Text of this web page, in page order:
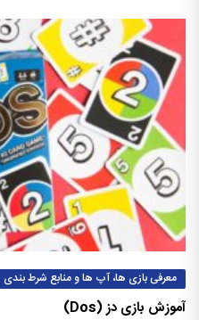
معرفی بازی ها، آپ ها و منابع شرط بندی
آموزش بازی دز (Dos)